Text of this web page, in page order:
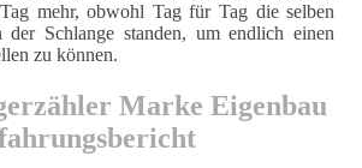
mehr, obwohl Tag für Tag die selben
der Schlange standen, um endlich einen
zu können.
Marke Eigenbau